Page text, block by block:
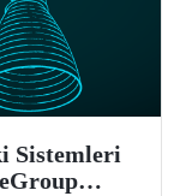
Sistemleri